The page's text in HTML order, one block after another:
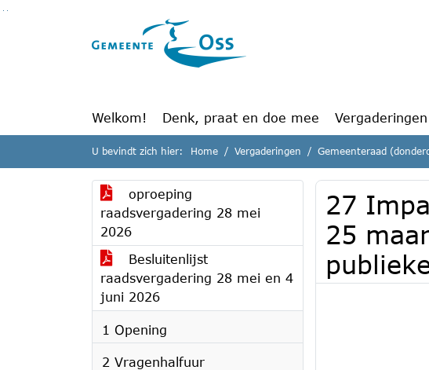
Ga naar de inhoud van deze pagina
Welkom! Denk, praat en doe mee Vergaderingen
U bevindt zich hier: Home Vergaderingen Gemeenteraad
oproeping
raadsvergadering 28 mei
2026
Besluitenlijst
raadsvergadering 28 mei en 4
juni 2026
1 Opening
2 Vragenhalfuur
27
25